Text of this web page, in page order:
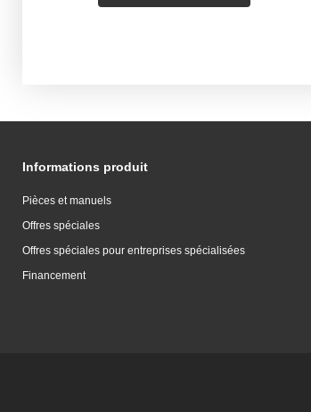
Informations produit
Pièces et manuels
Offres spéciales
Offres spéciales pour entreprises spécialisées
Financement